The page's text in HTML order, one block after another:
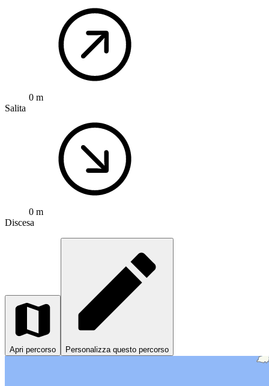
0 m
Salita
0 m
Discesa
Apri percorso Personalizza questo percorso